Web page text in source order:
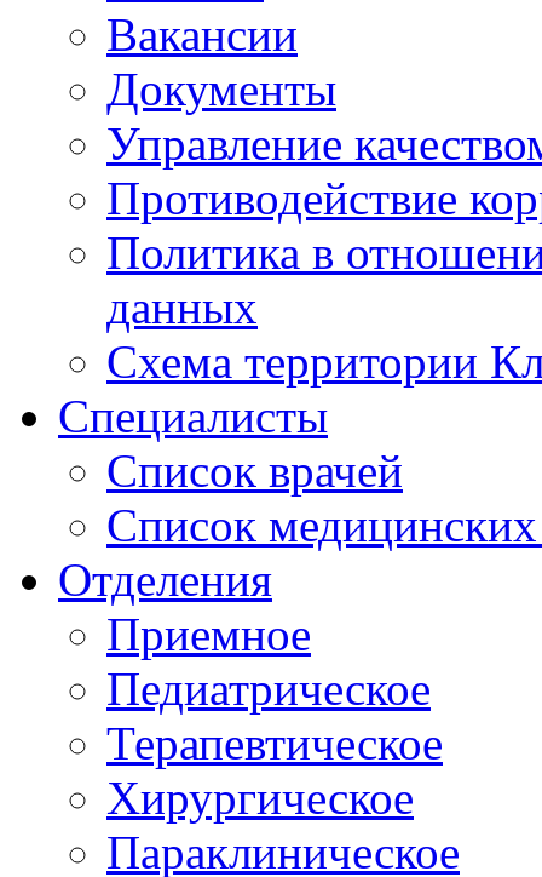
Вакансии
Документы
Управление
Противодействие
Политика в
данных
Схема территории
Специалисты
Список врачей
Список медицинских
Отделения
Приемное
Педиатрическое
Терапевтическое
Хирургическое
Параклиническое